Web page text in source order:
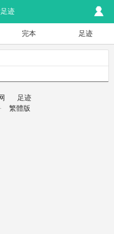
迹
完本 足迹
足迹
· 繁體版